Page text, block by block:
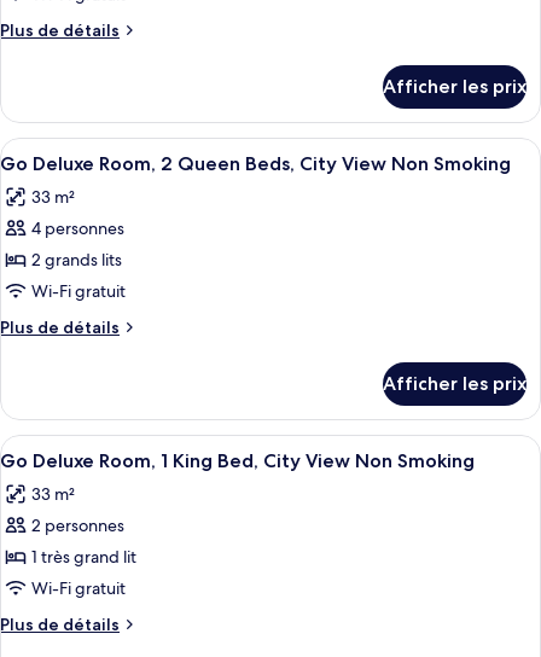
Smoking
type
de
Flamingo
Room,
2
Queen
Beds,
City
View
Non
Smoking
Plus de détails
Plus
Flamingo
Room,
2
Beds,
City
Non
Smoking
Afficher les prix
Afficher
toutes
les
photos
pour
ce
type
de
Go
Deluxe
Room,
2
Queen
Beds,
City
View
Non
Une chambre d’hôtel avec un
4
Go Deluxe Room, 2 Queen Beds, City View Non Smoking
33 m²
4 personnes
2 grands lits
Wi-Fi gratuit
Plus de détails
Plus
Go
Deluxe
Room,
Queen
Beds,
View
Non
Afficher les prix
Afficher
toutes
les
photos
pour
ce
type
de
Une chambre d’hôtel avec un grand
4
Go Deluxe Room, 1 King Bed, City View Non Smoking
33 m²
2 personnes
1 très grand lit
Wi-Fi gratuit
Plus de détails
Plus